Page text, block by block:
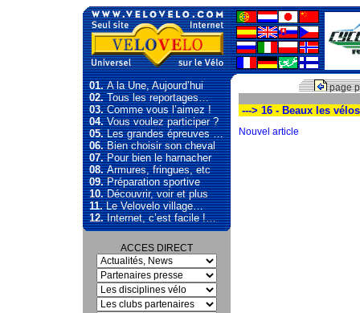
01.A la Une, Aujourd’hui
02.Tous les reportages…
03.Comme vous l’aimez !
04.Vous voulez participer ?
05.Les grandes épreuves …
06.Bien choisir son cheval
07.Pour bien le harnacher
08.Armures, fringues, etc
09.Préparation sportive
10.Découvrir, voir et plus
11.Le Velovelo village…
12.Internet, c’est facile !…
ACCES DIRECT
page
---> 16 - Beaux les
Nouvel article